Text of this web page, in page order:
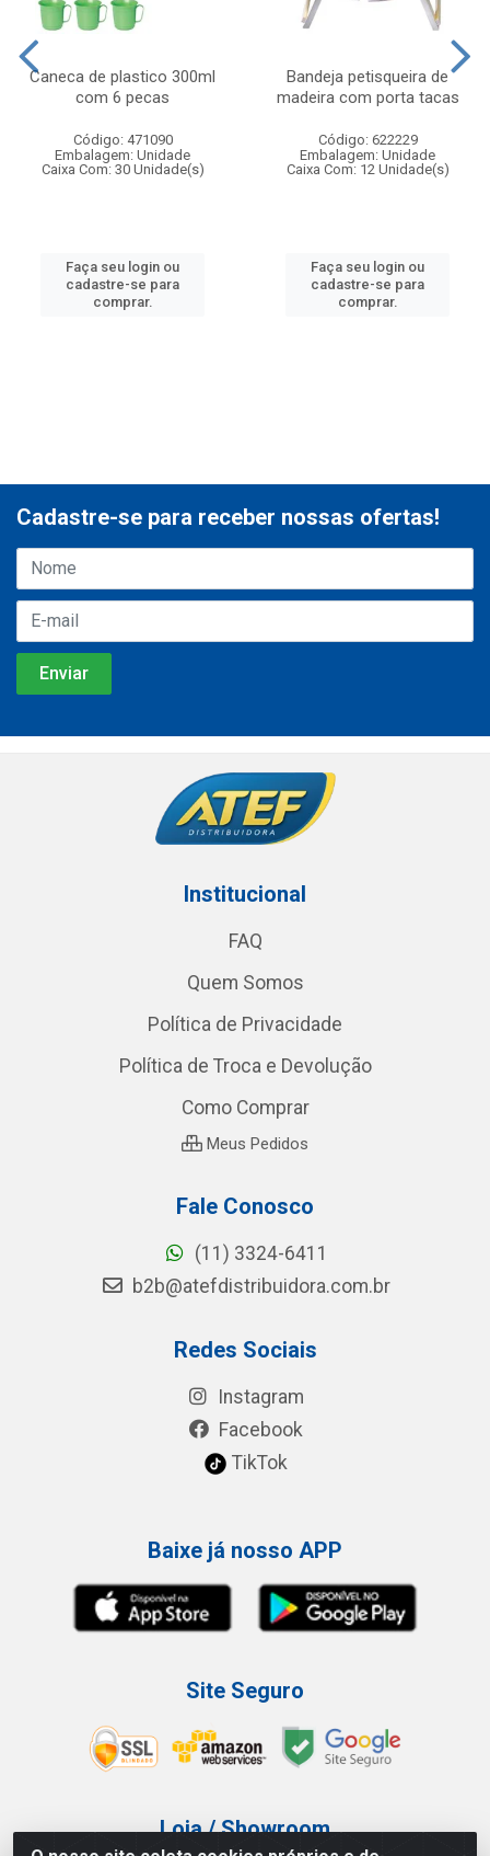
Caneca de plastico 300ml
com 6 pecas
Código: 471090
Embalagem: Unidade
Caixa Com: 30 Unidade(s)
Faça seu login ou
cadastre-se para
comprar.
Bandeja petisqueira de
madeira com porta tacas
Código: 622229
Embalagem: Unidade
Caixa Com: 12 Unidade(s)
Faça seu login ou
cadastre-se para
comprar.
Cadastre-se para receber nossas ofertas!
Institucional
FAQ
Quem Somos
Política de Privacidade
Política de Troca e Devolução
Como Comprar
Meus Pedidos
Fale Conosco
(11) 3324-6411
b2b@atefdistribuidora.com.br
Redes Sociais
Instagram
Facebook
TikTok
Baixe já nosso APP
Site Seguro
Loja / Showroom